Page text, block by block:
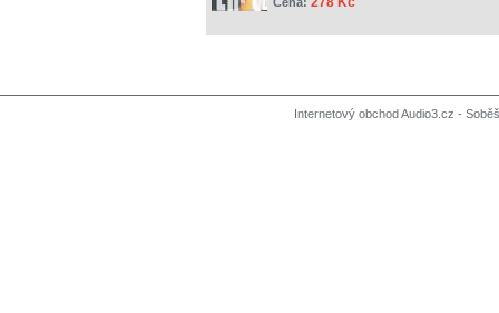
Internetový obchod Audio3.cz -